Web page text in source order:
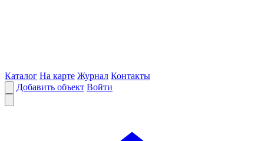
Каталог На карте Журнал Контакты
Добавить объект Войти